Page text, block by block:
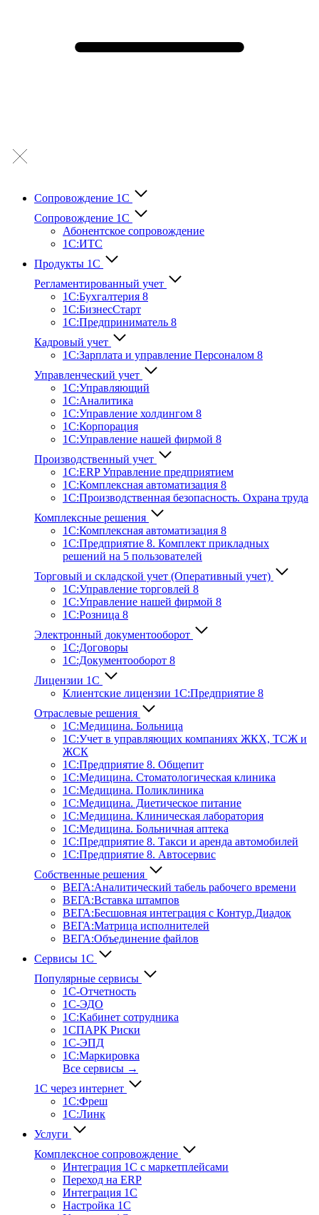
Сопровождение 1С
Сопровождение 1С
Абонентское сопровождение
1С:ИТС
Продукты 1С
Регламентированный учет
1C:Бухгалтерия 8
1С:БизнесСтарт
1C:Предприниматель 8
Кадровый учет
1С:Зарплата и управление Персона­лом 8
Управленческий учет
1С:Управляющий
1С:Аналитика
1С:Управление холдингом 8
1С:Корпорация
1С:Управление нашей фирмой 8
Производственный учет
1С:ERP Управление предприятием
1С:Комплексная автоматизация 8
1С:Производственная безопасность. Охрана труда
Комплексные решения
1С:Комплексная автоматизация 8
1С:Предприятие 8. Комплект прикладных
решений на 5 пользователей
Торговый и складской учет (Оперативный учет)
1С:Управление торговлей 8
1С:Управление нашей фирмой 8
1С:Розница 8
Электронный документооборот
1С:Договоры
1С:Документооборот 8
Лицензии 1С
Клиентские лицензии 1С:Предприятие 8
Отраслевые решения
1С:Медицина. Больница
1C:Учет в управляющих компаниях ЖКХ, ТСЖ и
ЖСК
1С:Предприятие 8. Общепит
1С:Медицина. Стоматологическая клиника
1С:Медицина. Поликлиника
1С:Медицина. Диетическое питание
1С:Медицина. Клиническая лаборатория
1С:Медицина. Больничная аптека
1С:Предприятие 8. Такси и аренда автомобилей
1С:Предприятие 8. Автосервис
Собственные решения
ВЕГА:Аналитичес­кий табель рабочего времени
ВЕГА:Вставка штампов
ВЕГА:Бесшовная интеграция с Контур.Диадок
ВЕГА:Матрица исполнителей
ВЕГА:Объединение файлов
Сервисы 1С
Популярные сервисы
1С-Отчет­ность
1С-ЭДО
1С:Кабинет сотрудника
1СПАРК Риски
1С-ЭПД
1С:Маркировка
Все сервисы →
1С через интернет
1С:Фреш
1С:Линк
Услуги
Комплексное сопровождение
Интеграция 1С с маркетплейсами
Переход на ERP
Интеграция 1С
Настройка 1С